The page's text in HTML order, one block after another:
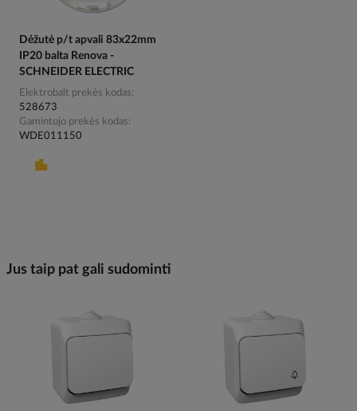
Dėžutė p/t apvali 83x22mm
IP20 balta Renova -
SCHNEIDER ELECTRIC
Elektrobalt prekės kodas
528673
Gamintojo prekės kodas
WDE011150
Jus taip pat gali sudominti